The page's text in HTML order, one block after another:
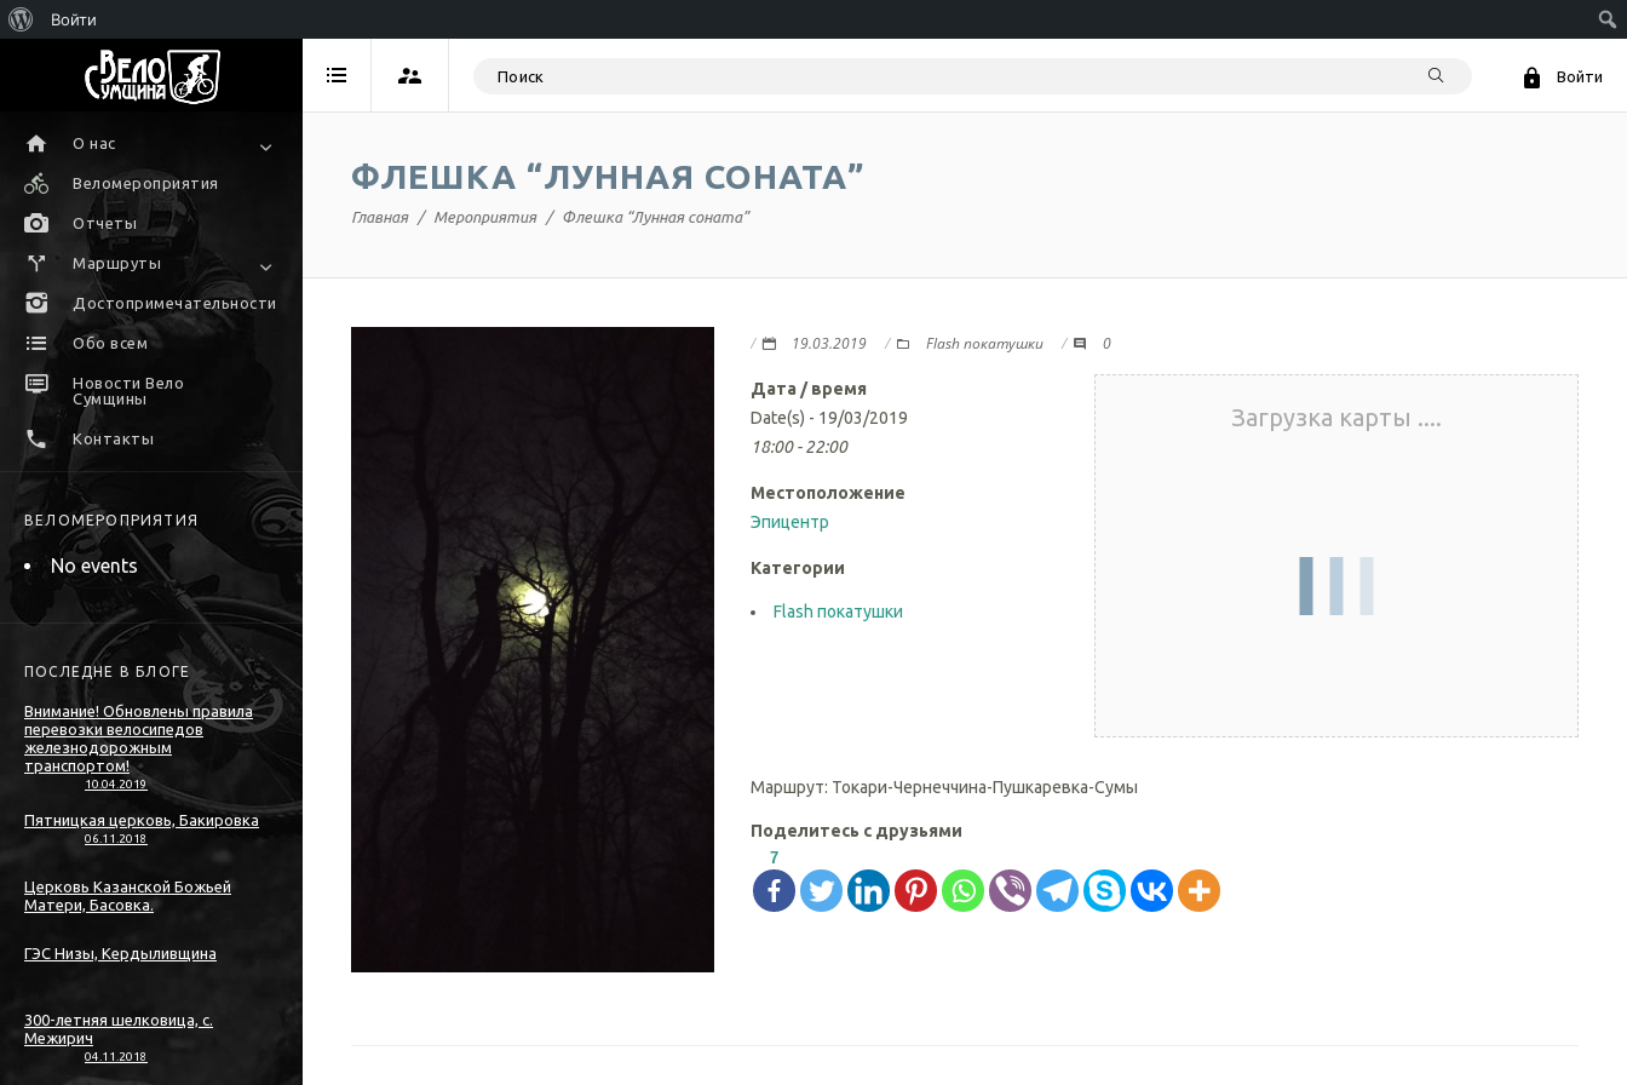
О нас
Веломероприятия
Отчеты
Маршруты
Достопримечательности
Обо всем
Новости Вело
Сумщины
Контакты
ВЕЛОМЕРОПРИЯТИЯ
No events
ПОСЛЕДНЕ В БЛОГЕ
Внимание! Обновлены правила
перевозки велосипедов
железнодорожным
транспортом!
10.04.2019
Пятницкая церковь, Бакировка
06.11.2018
Церковь Казанской Божьей
Матери, Басовка.
ГЭС Низы, Кердыливщина
300-летняя шелковица, с.
Межирич
04.11.2018
Войти
ФЛЕШКА “ЛУННАЯ СОНАТА”
Главная Мероприятия Флешка “Лунная соната”
19.03.2019 Flash покатушки 0
Загрузка карты ....
Дата / время
Date(s) - 19/03/2019
18:00 - 22:00
Местоположение
Эпицентр
Категории
Flash покатушки
Маршрут: Токари-Чернеччина-Пушкаревка-Сумы
Поделитесь с друзьями
7
Войти